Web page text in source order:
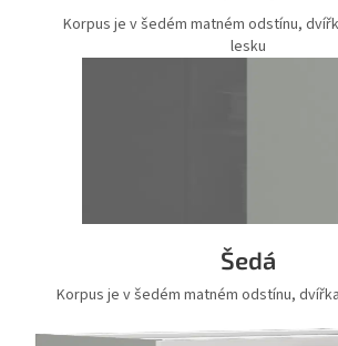
Korpus je v šedém matném odstínu,
lesku
Šedá
Korpus je v šedém matném odstínu,